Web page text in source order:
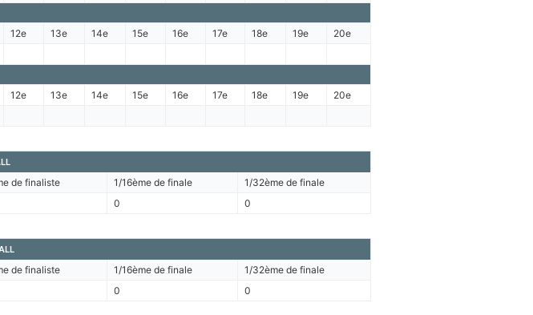
12e 13e 14e 15e 16e 17e 18e 19e
20e
12e 13e 14e 15e 16e 17e 18e 19e
20e
de finaliste 1/16ème de finale
1/32ème de finale
0 0
de finaliste 1/16ème de finale
1/32ème de finale
0 0